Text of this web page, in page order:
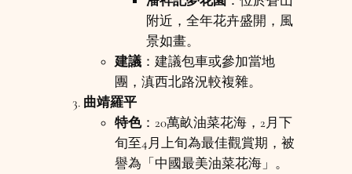
附近，全年花卉盛開，風
景如畫。
建議 ：建議包車或參加當地
團，滇西北路況較複雜。
曲靖羅平
特色：20萬畝油菜花海，2月下
旬至4月上旬為最佳觀賞期，被
譽為「中國最美油菜花海」。